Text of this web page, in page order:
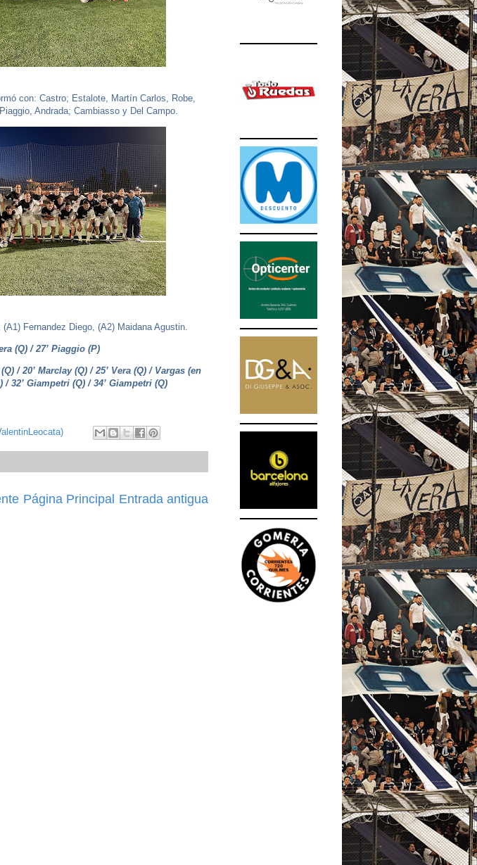
con: Castro; Estalote, Martín Carlos, Robe,
Andrada; Cambiasso y Del Campo.
Fernandez Diego, (A2) Maidana Agustin.
(Q) / 27’ Piaggio (P)
Marclay (Q) / 25’ Vera (Q) / Vargas (en
/ 32’ Giampetri (Q) / 34’ Giampetri (Q)
Entrada antigua
Página Principal